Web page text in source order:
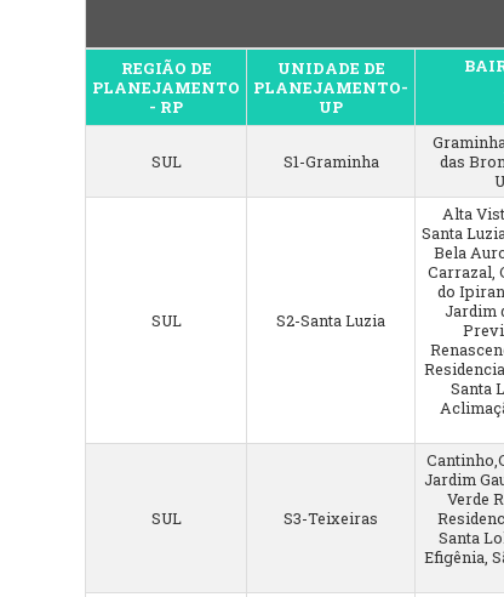
REGIÃO DE
PLANEJAMENTO
- RP
UNIDADE DE
PLANEJAMENTO-
UP
SUL S1-Graminha
das
SUL S2-Santa Luzia
Alta
Santa
Bela
Carrazal,
do
Jardim
Santa
SUL S3-Teixeiras
Jardim
Verde
Santa
Efigênia,